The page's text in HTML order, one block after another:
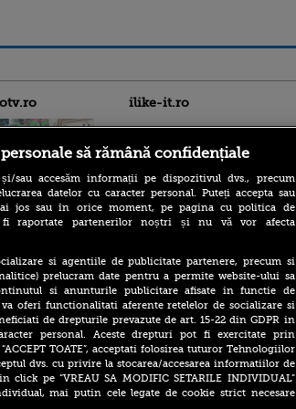
tăiat românii
produse în coșul
încărcat avionul
Antonov
s-a găsit o dronă
pe aeroportul din
şi Spania
în NATO.
de poliţie
ilike-it.ro
să rămână confidențiale
sau accesăm informații pe dispozitivul dvs., precum
datelor cu caracter personal. Puteți accepta sau
jos sau în orice moment, pe pagina cu politica de
fi raportate partenerilor noștri și nu vă vor afecta
si agentiile de publicitate partenere, precum si
prelucram date pentru a permite website-ului sa
si anunturile publicitare afisate in functie de
oferi functionalitati aferente retelelor de socializare si
de drepturile prevazute de art. 15-22 din GDPR in
personal. Aceste drepturi pot fi exercitate prin
TOATE”, acceptati folosirea tuturor Tehnologiilor
dvs. cu privire la stocarea/accesarea informatiilor de
pe “VREAU SA MODIFIC SETARILE INDIVIDUAL”
mai putin cele legate de cookie strict necesare